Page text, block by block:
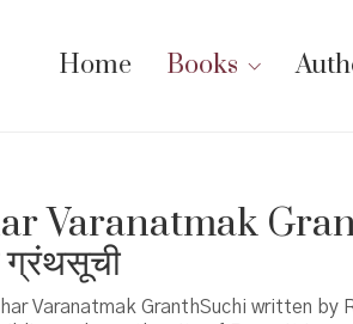
Home Books
Varanatmak
ग्रंथसूची
Varanatmak GranthSuchi written by